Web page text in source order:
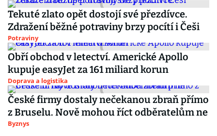
Tekuté zlato opět dostojí své přezdívce.
Zdražení běžné potraviny brzy pocítí i Češi
Potraviny
Obří obchod v letectví. Americké Apollo
kupuje easyJet za 161 miliard korun
Doprava a logistika
České firmy dostaly nečekanou zbraň přímo
z Bruselu. Nově mohou říct odběratelům ne
Byznys